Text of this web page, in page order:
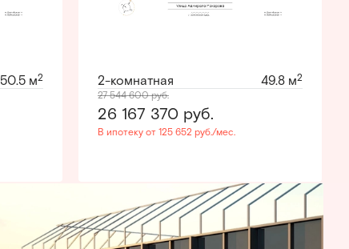
50.5 м2
2-комнатная 49.8 м2
27 544 600руб.
26 167 370 руб.
В ипотеку от 125 652 руб./мес.